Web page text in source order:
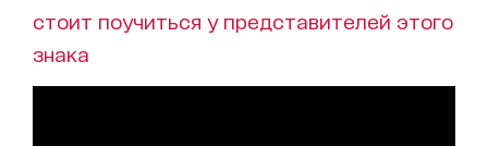
стоит поучиться у представителей этого
знака